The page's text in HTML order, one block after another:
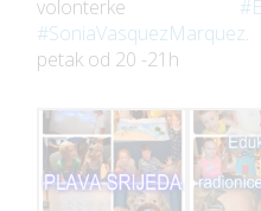
volonterke ‪#‎
‪#‎SoniaVasquezMarquez‬.
petak od 20 -21h